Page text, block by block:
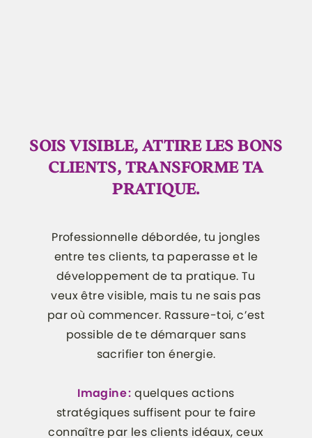
SOIS VISIBLE, ATTIRE LES BONS
CLIENTS, TRANSFORME TA
PRATIQUE.
Professionnelle débordée, tu jongles
entre tes clients, ta paperasse et le
développement de ta pratique. Tu
veux être visible, mais tu ne sais pas
par où commencer. Rassure-toi, c’est
possible de te démarquer sans
sacrifier ton énergie.
Imagine : quelques actions
stratégiques suffisent pour te faire
connaître par les clients idéaux, ceux